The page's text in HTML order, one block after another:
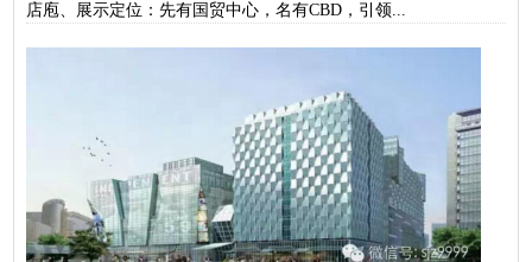
店庖、展示定位：先有国贸中心，名有CBD，引领...